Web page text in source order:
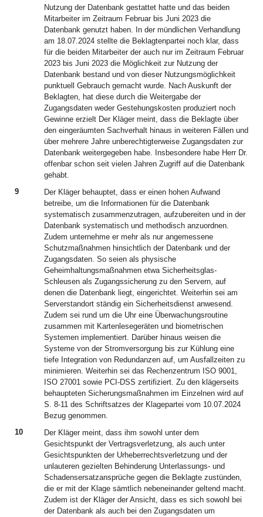
Nutzung der Datenbank gestattet hatte und das beiden
Mitarbeiter im Zeitraum Februar bis Juni 2023 die
Datenbank genutzt haben. In der mündlichen Verhandlung
am 18.07.2024 stellte die Beklagtenpartei noch klar, dass
für die beiden Mitarbeiter der auch nur im Zeitraum Februar
2023 bis Juni 2023 die Möglichkeit zur Nutzung der
Datenbank bestand und von dieser Nutzungsmöglichkeit
punktuell Gebrauch gemacht wurde. Nach Auskunft der
Beklagten, hat diese durch die Weitergabe der
Zugangsdaten weder Gestehungskosten produziert noch
Gewinne erzielt Der Kläger meint, dass die Beklagte über
den eingeräumten Sachverhalt hinaus in weiteren Fällen und
über mehrere Jahre unberechtigterweise Zugangsdaten zur
Datenbank weitergegeben habe. Insbesondere habe Herr Dr.
offenbar schon seit vielen Jahren Zugriff auf die Datenbank
gehabt.
9
Der Kläger behauptet, dass er einen hohen Aufwand
betreibe, um die Informationen für die Datenbank
systematisch zusammenzutragen, aufzubereiten und in der
Datenbank systematisch und methodisch anzuordnen.
Zudem unternehme er mehr als nur angemessene
Schutzmaßnahmen hinsichtlich der Datenbank und der
Zugangsdaten. So seien als physische
Geheimhaltungsmaßnahmen etwa Sicherheitsglas-
Schleusen als Zugangssicherung zu den Servern, auf
denen die Datenbank liegt, eingerichtet. Weiterhin sei am
Serverstandort ständig ein Sicherheitsdienst anwesend.
Zudem sei rund um die Uhr eine Überwachungsroutine
zusammen mit Kartenlesegeräten und biometrischen
Systemen implementiert. Darüber hinaus weisen die
Systeme von der Stromversorgung bis zur Kühlung eine
tiefe Integration von Redundanzen auf, um Ausfallzeiten zu
minimieren. Weiterhin sei das Rechenzentrum ISO 9001,
ISO 27001 sowie PCI-DSS zertifiziert. Zu den klägerseits
behaupteten Sicherungsmaßnahmen im Einzelnen wird auf
S. 8-11 des Schriftsatzes der Klagepartei vom 10.07.2024
Bezug genommen.
10
Der Kläger meint, dass ihm sowohl unter dem
Gesichtspunkt der Vertragsverletzung, als auch unter
Gesichtspunkten der Urheberrechtsverletzung und der
unlauteren gezielten Behinderung Unterlassungs- und
Schadensersatzansprüche gegen die Beklagte zustünden,
die er mit der Klage sämtlich nebeneinander geltend macht.
Zudem ist der Kläger der Ansicht, dass es sich sowohl bei
der Datenbank als auch bei den Zugangsdaten um